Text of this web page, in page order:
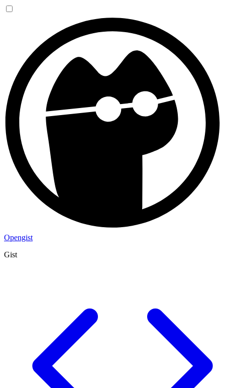
Opengist
Gist